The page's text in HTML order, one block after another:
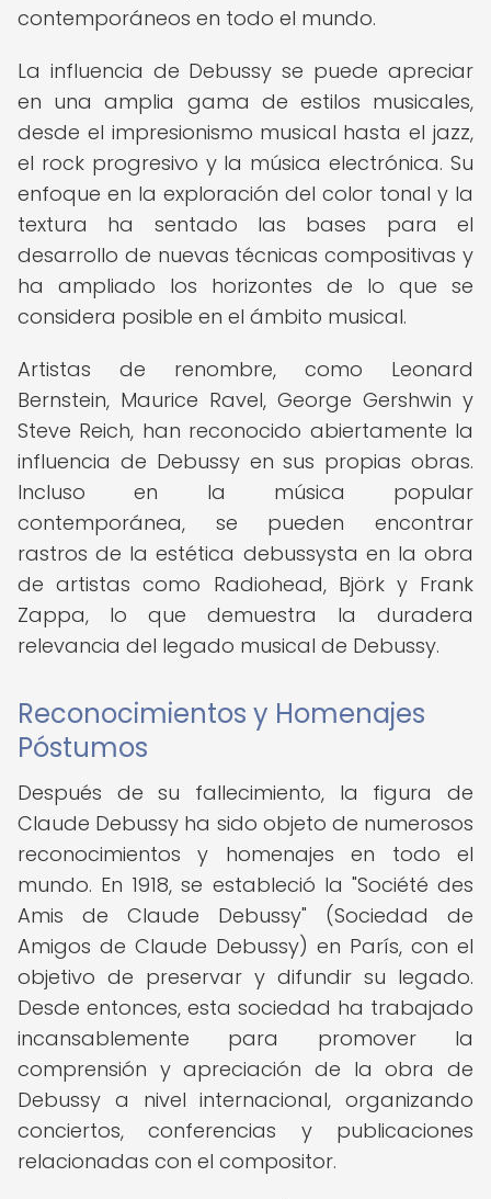
contemporáneos en todo el mundo.
La influencia de Debussy se puede apreciar
en una amplia gama de estilos musicales,
desde el impresionismo musical hasta el jazz,
el rock progresivo y la música electrónica. Su
enfoque en la exploración del color tonal y la
textura ha sentado las bases para el
desarrollo de nuevas técnicas compositivas y
ha ampliado los horizontes de lo que se
considera posible en el ámbito musical.
Artistas de renombre, como Leonard
Bernstein, Maurice Ravel, George Gershwin y
Steve Reich, han reconocido abiertamente la
influencia de Debussy en sus propias obras.
Incluso en la música popular
contemporánea, se pueden encontrar
rastros de la estética debussysta en la obra
de artistas como Radiohead, Björk y Frank
Zappa, lo que demuestra la duradera
relevancia del legado musical de Debussy.
Reconocimientos y Homenajes
Póstumos
Después de su fallecimiento, la figura de
Claude Debussy ha sido objeto de numerosos
reconocimientos y homenajes en todo el
mundo. En 1918, se estableció la "Société des
Amis de Claude Debussy" (Sociedad de
Amigos de Claude Debussy) en París, con el
objetivo de preservar y difundir su legado.
Desde entonces, esta sociedad ha trabajado
incansablemente para promover la
comprensión y apreciación de la obra de
Debussy a nivel internacional, organizando
conciertos, conferencias y publicaciones
relacionadas con el compositor.